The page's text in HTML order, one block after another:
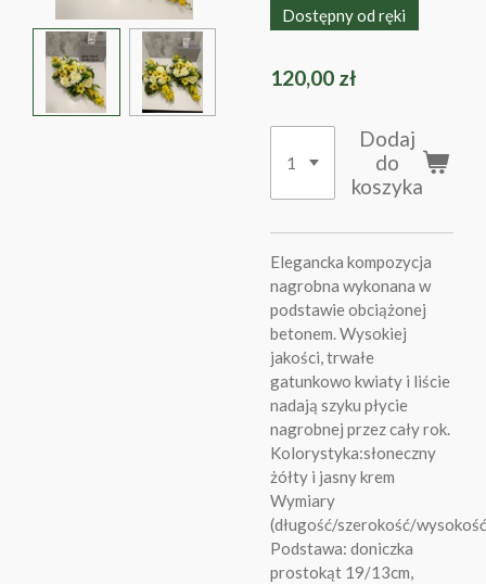
Dostępny od ręki
120,00 zł
Dodaj
do
koszyka
Elegancka kompozycja
nagrobna wykonana w
podstawie obciążonej
betonem. Wysokiej
jakości, trwałe
gatunkowo kwiaty i liście
nadają szyku płycie
nagrobnej przez cały rok.
Kolorystyka:słoneczny
żółty i jasny krem
Wymiary
(długość/szerokość/
Podstawa: doniczka
prostokąt 19/13cm,